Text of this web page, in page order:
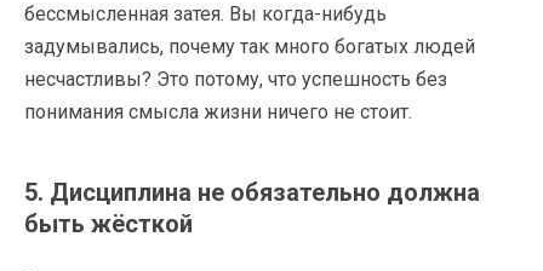
бессмысленная затея. Вы когда-нибудь
задумывались, почему так много богатых людей
несчастливы? Это потому, что успешность без
понимания смысла жизни ничего не стоит.
5. Дисциплина не обязательно должна
быть жёсткой